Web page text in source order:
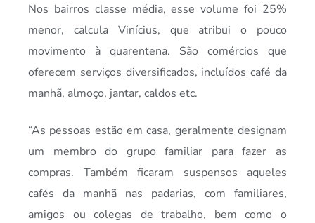
Nos bairros classe média, esse volume foi 25%
menor, calcula Vinícius, que atribui o pouco
movimento à quarentena. São comércios que
oferecem serviços diversificados, incluídos café da
manhã, almoço, jantar, caldos etc.
“As pessoas estão em casa, geralmente designam
um membro do grupo familiar para fazer as
compras. Também ficaram suspensos aqueles
cafés da manhã nas padarias, com familiares,
amigos ou colegas de trabalho, bem como o